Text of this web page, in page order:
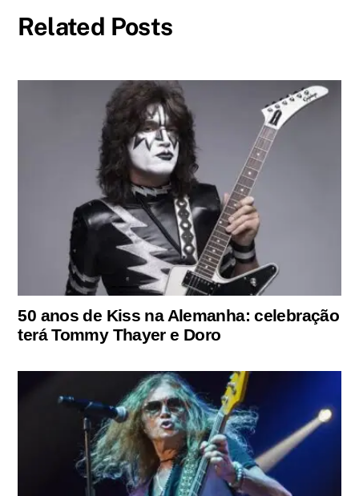
Related Posts
50 anos de Kiss na Alemanha: celebração
terá Tommy Thayer e Doro